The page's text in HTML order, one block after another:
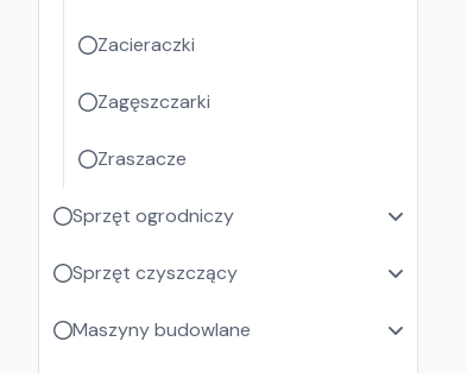
Zacieraczki
Zagęszczarki
Zraszacze
Sprzęt ogrodniczy
Sprzęt czyszczący
Maszyny budowlane